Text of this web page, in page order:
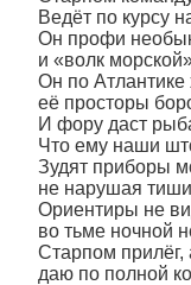
Ведёт по курсу
Он профи
и «волк
Он по Атлантике
её просторы
И фору даст
Что ему наши
Зудят приборы
не нарушая
Ориентиры не
во тьме ночной
Старпом прилёг,
даю по полной